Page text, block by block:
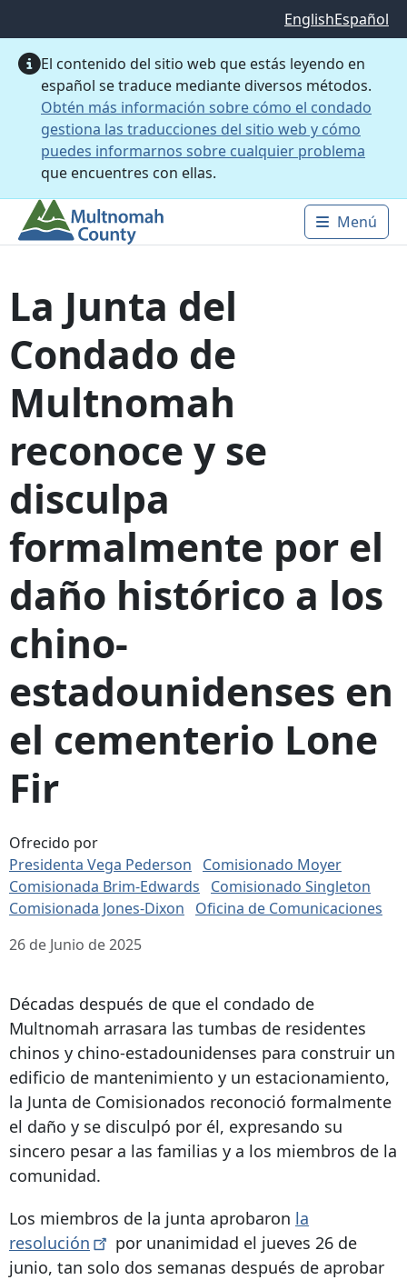
EnglishEspañol
El contenido del sitio web que estás leyendo en
español se traduce mediante diversos métodos.
Obtén más información sobre cómo el condado
gestiona las traducciones del sitio web y cómo
puedes informarnos sobre cualquier problema
que encuentres con ellas.
Main
Menú
La Junta del
Condado de
Multnomah
reconoce y se
disculpa
formalmente por el
daño histórico a los
chino-
estadounidenses en
el cementerio Lone
Fir
Ofrecido por
Presidenta Vega Pederson
Comisionado Moyer
Comisionada Brim-Edwards
Comisionado Singleton
Comisionada Jones-Dixon
Oficina de Comunicaciones
26 de Junio de 2025
Décadas después de que el condado de
Multnomah arrasara las tumbas de residentes
chinos y chino-estadounidenses para construir un
edificio de mantenimiento y un estacionamiento,
la Junta de Comisionados reconoció formalmente
el daño y se disculpó por él, expresando su
sincero pesar a las familias y a los miembros de la
comunidad.
Los miembros de la junta aprobaron la
resolución
por unanimidad el jueves 26 de
junio, tan solo dos semanas después de aprobar